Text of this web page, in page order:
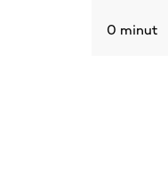
0 minut